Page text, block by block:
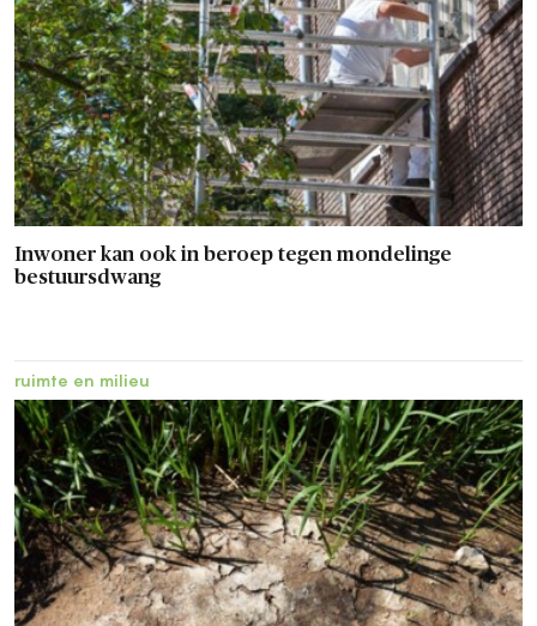
Inwoner kan ook in beroep tegen mondelinge
bestuursdwang
ruimte en milieu